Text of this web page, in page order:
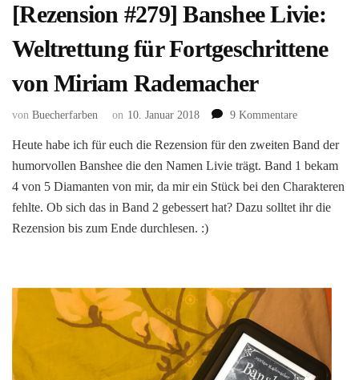
[Rezension #279] Banshee Livie:
Weltrettung für Fortgeschrittene
von Miriam Rademacher
von Buecherfarben on 10. Januar 2018 9 Kommentarezu
#279]
Banshee
Livie:
für
Heute habe ich für euch die Rezension für den zweiten Band der
humorvollen Banshee die den Namen Livie trägt. Band 1 bekam
4 von 5 Diamanten von mir, da mir ein Stück bei den Charakteren
fehlte. Ob sich das in Band 2 gebessert hat? Dazu solltet ihr die
Rezension bis zum Ende durchlesen. :)